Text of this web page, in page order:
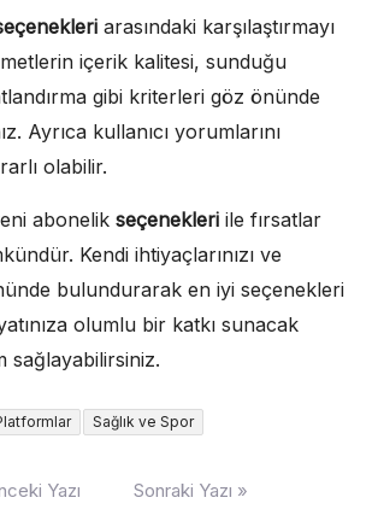
arasındaki karşılaştırmayı
içerik kalitesi, sunduğu
gibi kriterleri göz önünde
Ayrıca kullanıcı yorumlarını
olabilir.
abonelik seçenekleri ile fırsatlar
Kendi ihtiyaçlarınızı ve
bulundurarak en iyi seçenekleri
olumlu bir katkı sunacak
sağlayabilirsiniz.
Sağlık ve Spor
Yazı Sonraki Yazı »